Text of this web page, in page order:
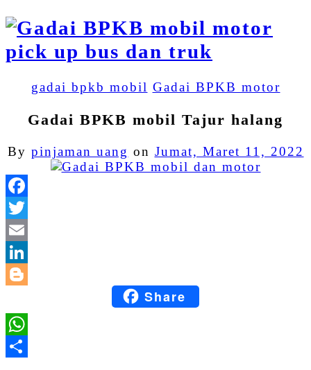
gadai bpkb mobil Gadai BPKB motor
Gadai BPKB mobil Tajur halang
By pinjaman uang on Jumat, Maret 11, 2022
BloggerShare